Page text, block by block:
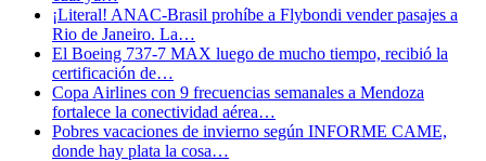
¡Literal! ANAC-Brasil prohíbe a Flybondi vender pasajes a
Rio de Janeiro. La…
El Boeing 737-7 MAX luego de mucho tiempo, recibió la
certificación de…
Copa Airlines con 9 frecuencias semanales a Mendoza
fortalece la conectividad aérea…
Pobres vacaciones de invierno según INFORME CAME,
donde hay plata la cosa…